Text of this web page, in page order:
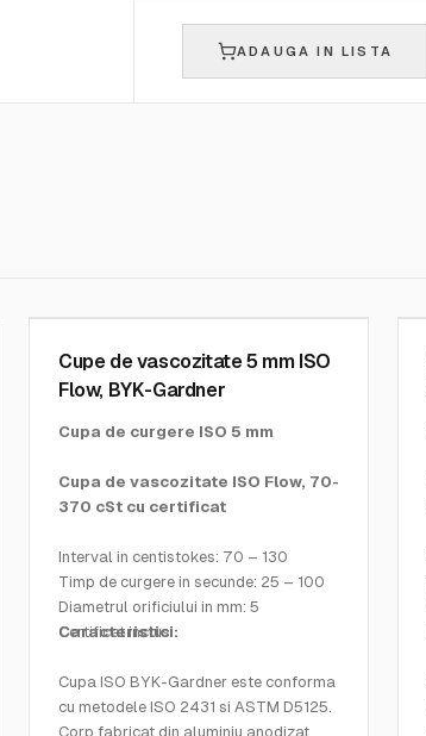
ADAUGA IN LISTA
Cupe de vascozitate 5 mm ISO
Flow, BYK-Gardner
Cupa de curgere ISO 5 mm
Cupa de vascozitate ISO Flow, 70-
370 cSt cu certificat
Interval in centistokes: 70 – 130
Timp de curgere in secunde: 25 – 100
Diametrul orificiului in mm: 5
Certificat inclus
Caracteristici:
Cupa ISO BYK-Gardner este conforma
cu metodele ISO 2431 si ASTM D5125.
Corp fabricat din aluminiu anodizat